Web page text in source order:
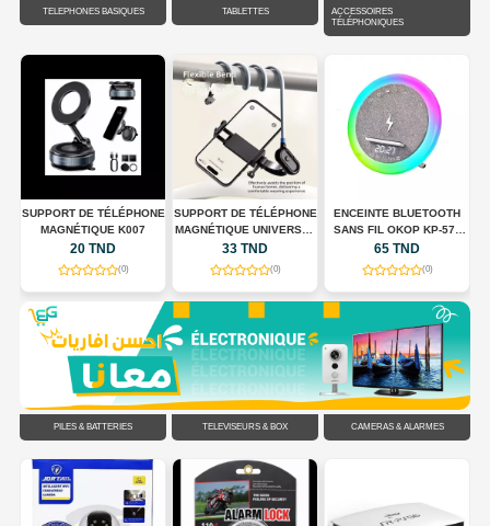
TÉLÉPHONES BASIQUES TABLETTES
ACCESSOIRES
TÉLÉPHONIQUES
SUPPORT DE TÉLÉPHONE
MAGNÉTIQUE UNIVERSEL
POUR TOUR DE COU
FLEXIBLE
33 TND
(0)
ENCEINTE BLUETOOTH
SANS FIL OKOP KP-577
AVEC CHARGEUR SANS
FIL, HORLOGE LED ET
ÉCLAIRAGE RGB
65 TND
(0)
SUPPORT DE TÉLÉPHONE
66W
55 TND
(0)
PILES & BATTERIES TÉLÉVISEURS & BOX CAMÉRAS & ALARMES